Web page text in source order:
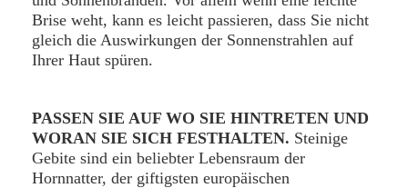
Brise weht, kann es leicht passieren, dass Sie nicht
gleich die Auswirkungen der Sonnenstrahlen auf
Ihrer Haut spüren.
PASSEN SIE AUF WO SIE HINTRETEN UND
WORAN SIE SICH FESTHALTEN. Steinige
Gebite sind ein beliebter Lebensraum der
Hornnatter, der giftigsten europäischen